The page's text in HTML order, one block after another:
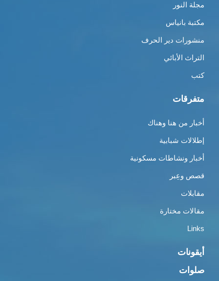
مجلة النور
مكتبة بانياس
منشورات دير الحرف
التراث الأبائي
كتب
متفرقات
أخبار من هنا وهناك
إطلالات شبابية
أخبار ونشاطات مسكونية
قصص وعِبر
مقابلات
مقالات مختارة
Links
أيقونات
صلوات